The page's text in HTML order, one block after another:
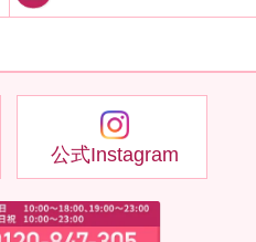
公式Instagram